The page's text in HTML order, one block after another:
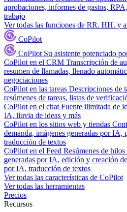
aprobaciones, informes de gastos,
trabajo
Ver todas las funciones de RR. HH. y
CoPilot
CoPilot Su asistente potenciado
CoPilot en el CRM Transcripción de
resumen de llamadas, llenado
negociaciones
CoPilot en las tareas Descripciones de
resúmenes de tareas, listas de
CoPilot en el chat Fuente ilimitada de
IA, lluvia de ideas y más
CoPilot en los sitios web y tiendas
demanda, imágenes generadas por IA,
traducción de textos
CoPilot en el Feed Resúmenes de
generadas por IA, edición y creación
por IA, traducción de textos
Ver todas las características de CoPilot
Ver todas las herramientas
Precios
Recursos